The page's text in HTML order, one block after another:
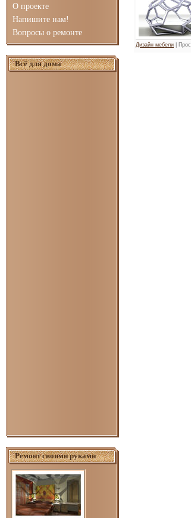
О проекте
Напишите нам!
Вопросы о ремонте
Всё для дома
Ремонт своими руками
Дизайн мебели |